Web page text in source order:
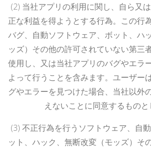
(2) 当社アプリの利用に関し、自ら又
正な利益を得ようとする行為。この行
バグ、自動ソフトウェア、ボット、ハ
ッズ）その他の許可されていない第三
使用し、又は当社アプリのバグやエラ
よって行うことを含みます。ユーザー
グやエラーを見つけた場合、当社以外
えないことに同意するものと
(3) 不正行為を行うソフトウェア、自
ット、ハック、無断改変（モッズ）そ